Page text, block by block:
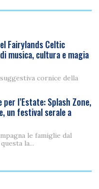
Fairylands Celtic
musica, cultura e magia
cornice della
l’Estate: Splash Zone,
un festival serale a
le famiglie dal
la...